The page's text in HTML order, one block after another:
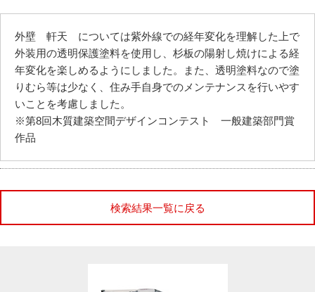
外壁 軒天 については紫外線での経年変化を理解した上で
外装用の透明保護塗料を使用し、杉板の陽射し焼けによる経
年変化を楽しめるようにしました。また、透明塗料なので塗
りむら等は少なく、住み手自身でのメンテナンスを行いやす
いことを考慮しました。
※第8回木質建築空間デザインコンテスト 一般建築部門賞
作品
検索結果一覧に戻る